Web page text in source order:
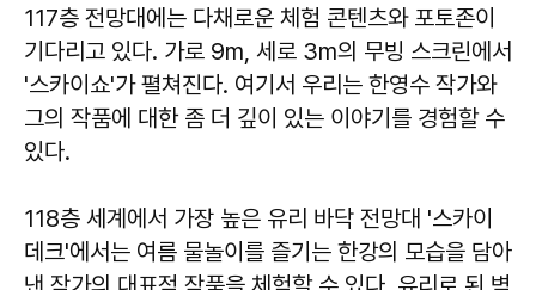
117층 전망대에는 다채로운 체험 콘텐츠와 포토존이
기다리고 있다. 가로 9m, 세로 3m의 무빙 스크린에서
'스카이쇼'가 펼쳐진다. 여기서 우리는 한영수 작가와
그의 작품에 대한 좀 더 깊이 있는 이야기를 경험할 수
있다.
118층 세계에서 가장 높은 유리 바닥 전망대 '스카이
데크'에서는 여름 물놀이를 즐기는 한강의 모습을 담아